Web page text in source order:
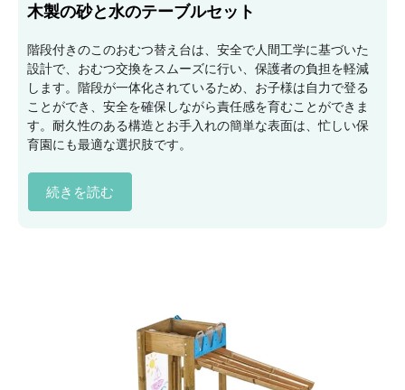
木製の砂と水のテーブルセット
階段付きのこのおむつ替え台は、安全で人間工学に基づいた
設計で、おむつ交換をスムーズに行い、保護者の負担を軽減
します。階段が一体化されているため、お子様は自力で登る
ことができ、安全を確保しながら責任感を育むことができま
す。耐久性のある構造とお手入れの簡単な表面は、忙しい保
育園にも最適な選択肢です。
続きを読む